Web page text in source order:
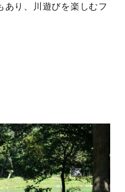
あり、川遊びを楽しむフ